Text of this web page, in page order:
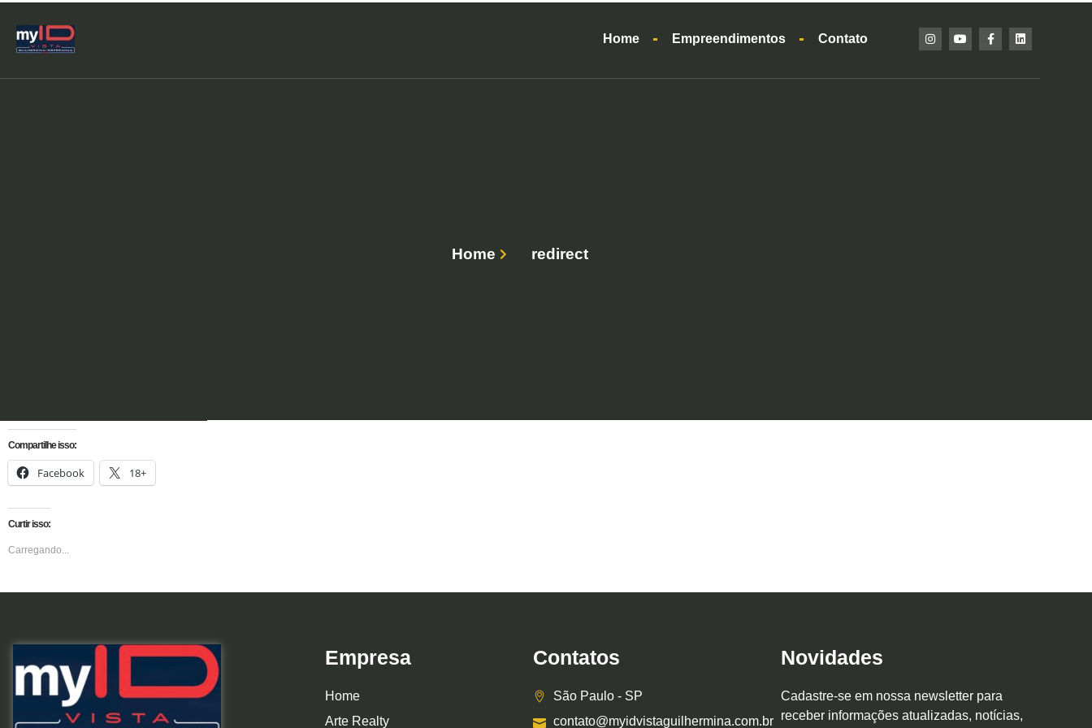
Home Empreendimentos Contato
Home redirect
Compartilhe isso:
Facebook 18+
Curtir isso:
Carregando...
Empresa
Home
Arte Realty
Contatos
São Paulo - SP
contato@myidvistaguilhermina.com.br
Novidades
Cadastre-se em nossa newsletter para
receber informações atualizadas, notícias,